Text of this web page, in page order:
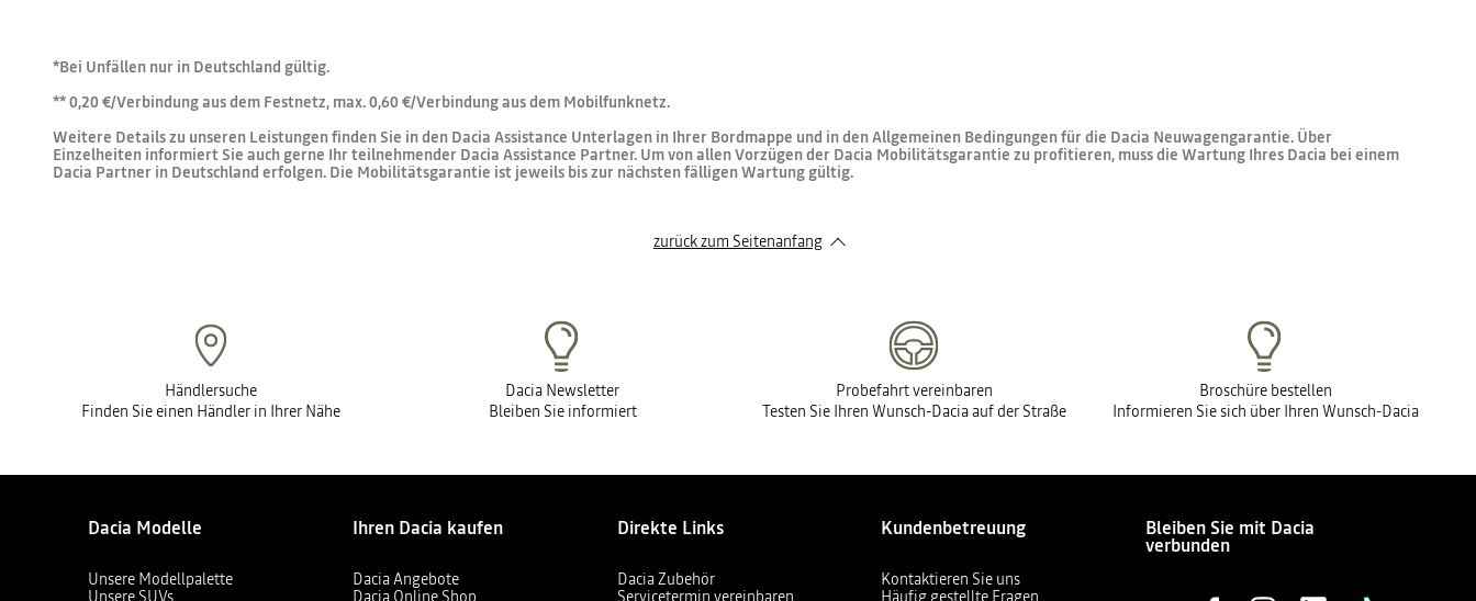
*Bei Unfällen nur in Deutschland gültig.
** 0,20 €/Verbindung aus dem Festnetz, max. 0,60 €/Verbindung aus dem Mobilfunknetz.
Weitere Details zu unseren Leistungen finden Sie in den Dacia Assistance Unterlagen in Ihrer Bordmappe und in den Allgemeinen Bedingungen für die Dacia Neuwagengarantie. Über
Einzelheiten informiert Sie auch gerne Ihr teilnehmender Dacia Assistance Partner. Um von allen Vorzügen der Dacia Mobilitätsgarantie zu profitieren, muss die Wartung Ihres Dacia bei einem
Dacia Partner in Deutschland erfolgen. Die Mobilitätsgarantie ist jeweils bis zur nächsten fälligen Wartung gültig.
zurück zum Seitenanfang
Händlersuche
Finden Sie einen Händler in Ihrer Nähe
Dacia Newsletter
Bleiben Sie informiert
Probefahrt vereinbaren
Testen Sie Ihren Wunsch-Dacia auf der Straße
Broschüre bestellen
Informieren Sie sich über Ihren Wunsch-Dacia
Dacia Modelle
Unsere Modellpalette
Unsere SUVs
Ihren Dacia kaufen
Dacia Angebote
Dacia Online Shop
Direkte Links
Dacia Zubehör
Servicetermin vereinbaren
Kundenbetreuung
Kontaktieren Sie uns
Häufig gestellte Fragen
Bleiben Sie mit Dacia
verbunden